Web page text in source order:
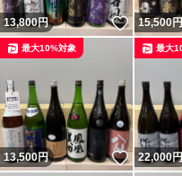
13,800円 いいね
15,500円
13,500円 いいね
最大10%対象
22,000円
最大